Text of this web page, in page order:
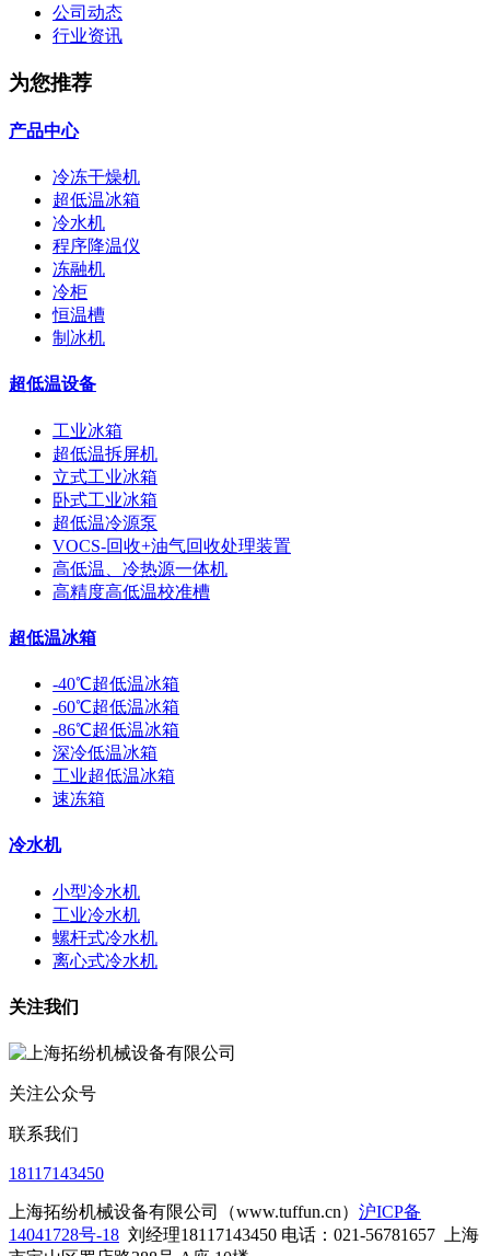
公司动态
行业资讯
为您推荐
产品中心
冷冻干燥机
超低温冰箱
冷水机
程序降温仪
冻融机
冷柜
恒温槽
制冰机
超低温设备
工业冰箱
超低温拆屏机
立式工业冰箱
卧式工业冰箱
超低温冷源泵
VOCS-回收+油气回收处理装置
高低温、冷热源一体机
高精度高低温校准槽
超低温冰箱
-40℃超低温冰箱
-60℃超低温冰箱
-86℃超低温冰箱
深冷低温冰箱
工业超低温冰箱
速冻箱
冷水机
小型冷水机
工业冷水机
螺杆式冷水机
离心式冷水机
关注我们
关注公众号
联系我们
18117143450
上海拓纷机械设备有限公司（www.tuffun.cn） 沪ICP备
14041728号-18 刘经理18117143450 电话：021-56781657
上海